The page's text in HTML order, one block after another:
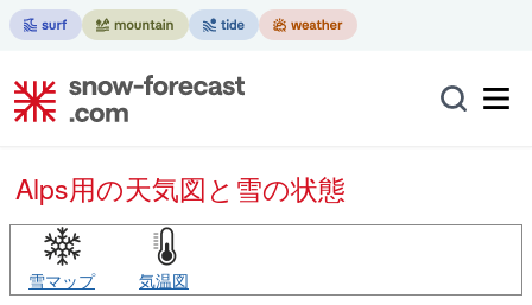
Alps用の天気図と雪の状態
雪マップ 気温図